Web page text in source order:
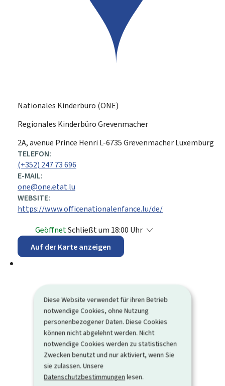
Diese Website verwendet für ihren Betrieb
notwendige Cookies, ohne Nutzung
personenbezogener Daten. Diese Cookies
können nicht abgelehnt werden. Nicht
notwendige Cookies werden zu statistischen
Zwecken benutzt und nur aktiviert, wenn Sie
sie zulassen. Unsere
Datenschutzbestimmungenlesen.
Nationales Kinderbüro (ONE)
Regionales Kinderbüro Grevenmacher
ADRESSE:
2A, avenue Prince Henri L-6735GrevenmacherLuxemburg
TELEFON:
(+352) 247 73 696
E-MAIL:
one@one.etat.lu
WEBSITE:
https://www.officenationalenfance.lu/de/
GeöffnetSchließt um 18:00 Uhr
Auf der Karte anzeigen